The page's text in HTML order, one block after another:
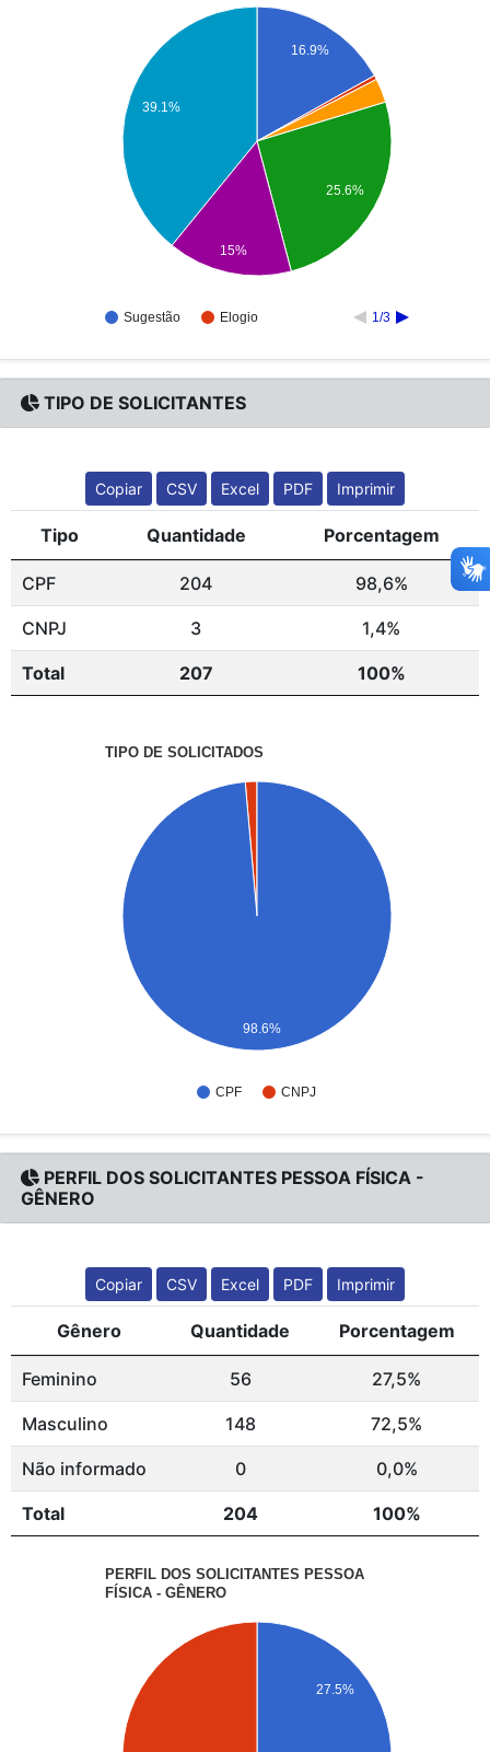
Sugestão Elogio 1/3
16.9%
25.6%
39.1%
15%
TIPO DE SOLICITANTES
Copiar CSV Excel PDF Imprimir
Tipo Quantidade Porcentagem
CPF 204 98,6%
CNPJ 3 1,4%
Total 207 100%
TIPO DE SOLICITADOS
CPF CNPJ
98.6%
PERFIL DOS SOLICITANTES PESSOA FÍSICA -
GÊNERO
Copiar CSV Excel PDF Imprimir
Gênero Quantidade Porcentagem
Feminino 56 27,5%
Masculino 148 72,5%
Não informado 0 0,0%
Total 204 100%
PERFIL DOS SOLICITANTES PESSOA
FÍSICA - GÊNERO
27.5%